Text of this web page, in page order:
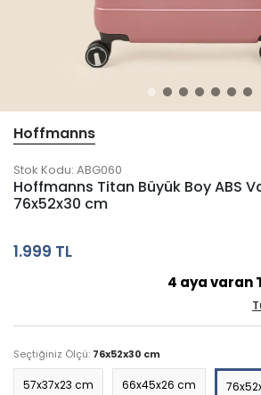
Hoffmanns
Stok Kodu: ABG060
Hoffmanns Titan Büyük Boy ABS
76x52x30 cm
1.999 TL
4 aya varan
Seçtiğiniz Ölçü: 76x52x30 cm
57x37x23 cm 66x45x26 cm